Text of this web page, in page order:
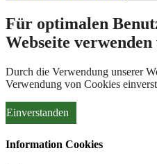
Für optimalen
Webseite
Durch die Verwendung unserer
Verwendung von Cookies
Einverstanden
Information Cookies